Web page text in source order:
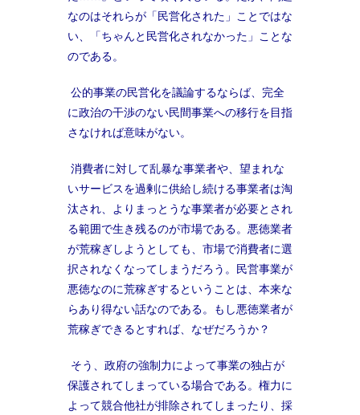
なのはそれらが「民営化された」ことではな
い、「ちゃんと民営化されなかった」ことな
のである。
公的事業の民営化を議論するならば、完全
に政治の干渉のない民間事業への移行を目指
さなければ意味がない。
消費者に対して乱暴な事業者や、望まれな
いサービスを過剰に供給し続ける事業者は淘
汰され、よりまっとうな事業者が必要とされ
る範囲で生き残るのが市場である。悪徳業者
が荒稼ぎしようとしても、市場で消費者に選
択されなくなってしまうだろう。民営事業が
悪徳なのに荒稼ぎするということは、本来な
らあり得ない話なのである。もし悪徳業者が
荒稼ぎできるとすれば、なぜだろうか？
そう、政府の強制力によって事業の独占が
保護されてしまっている場合である。権力に
よって競合他社が排除されてしまったり、採